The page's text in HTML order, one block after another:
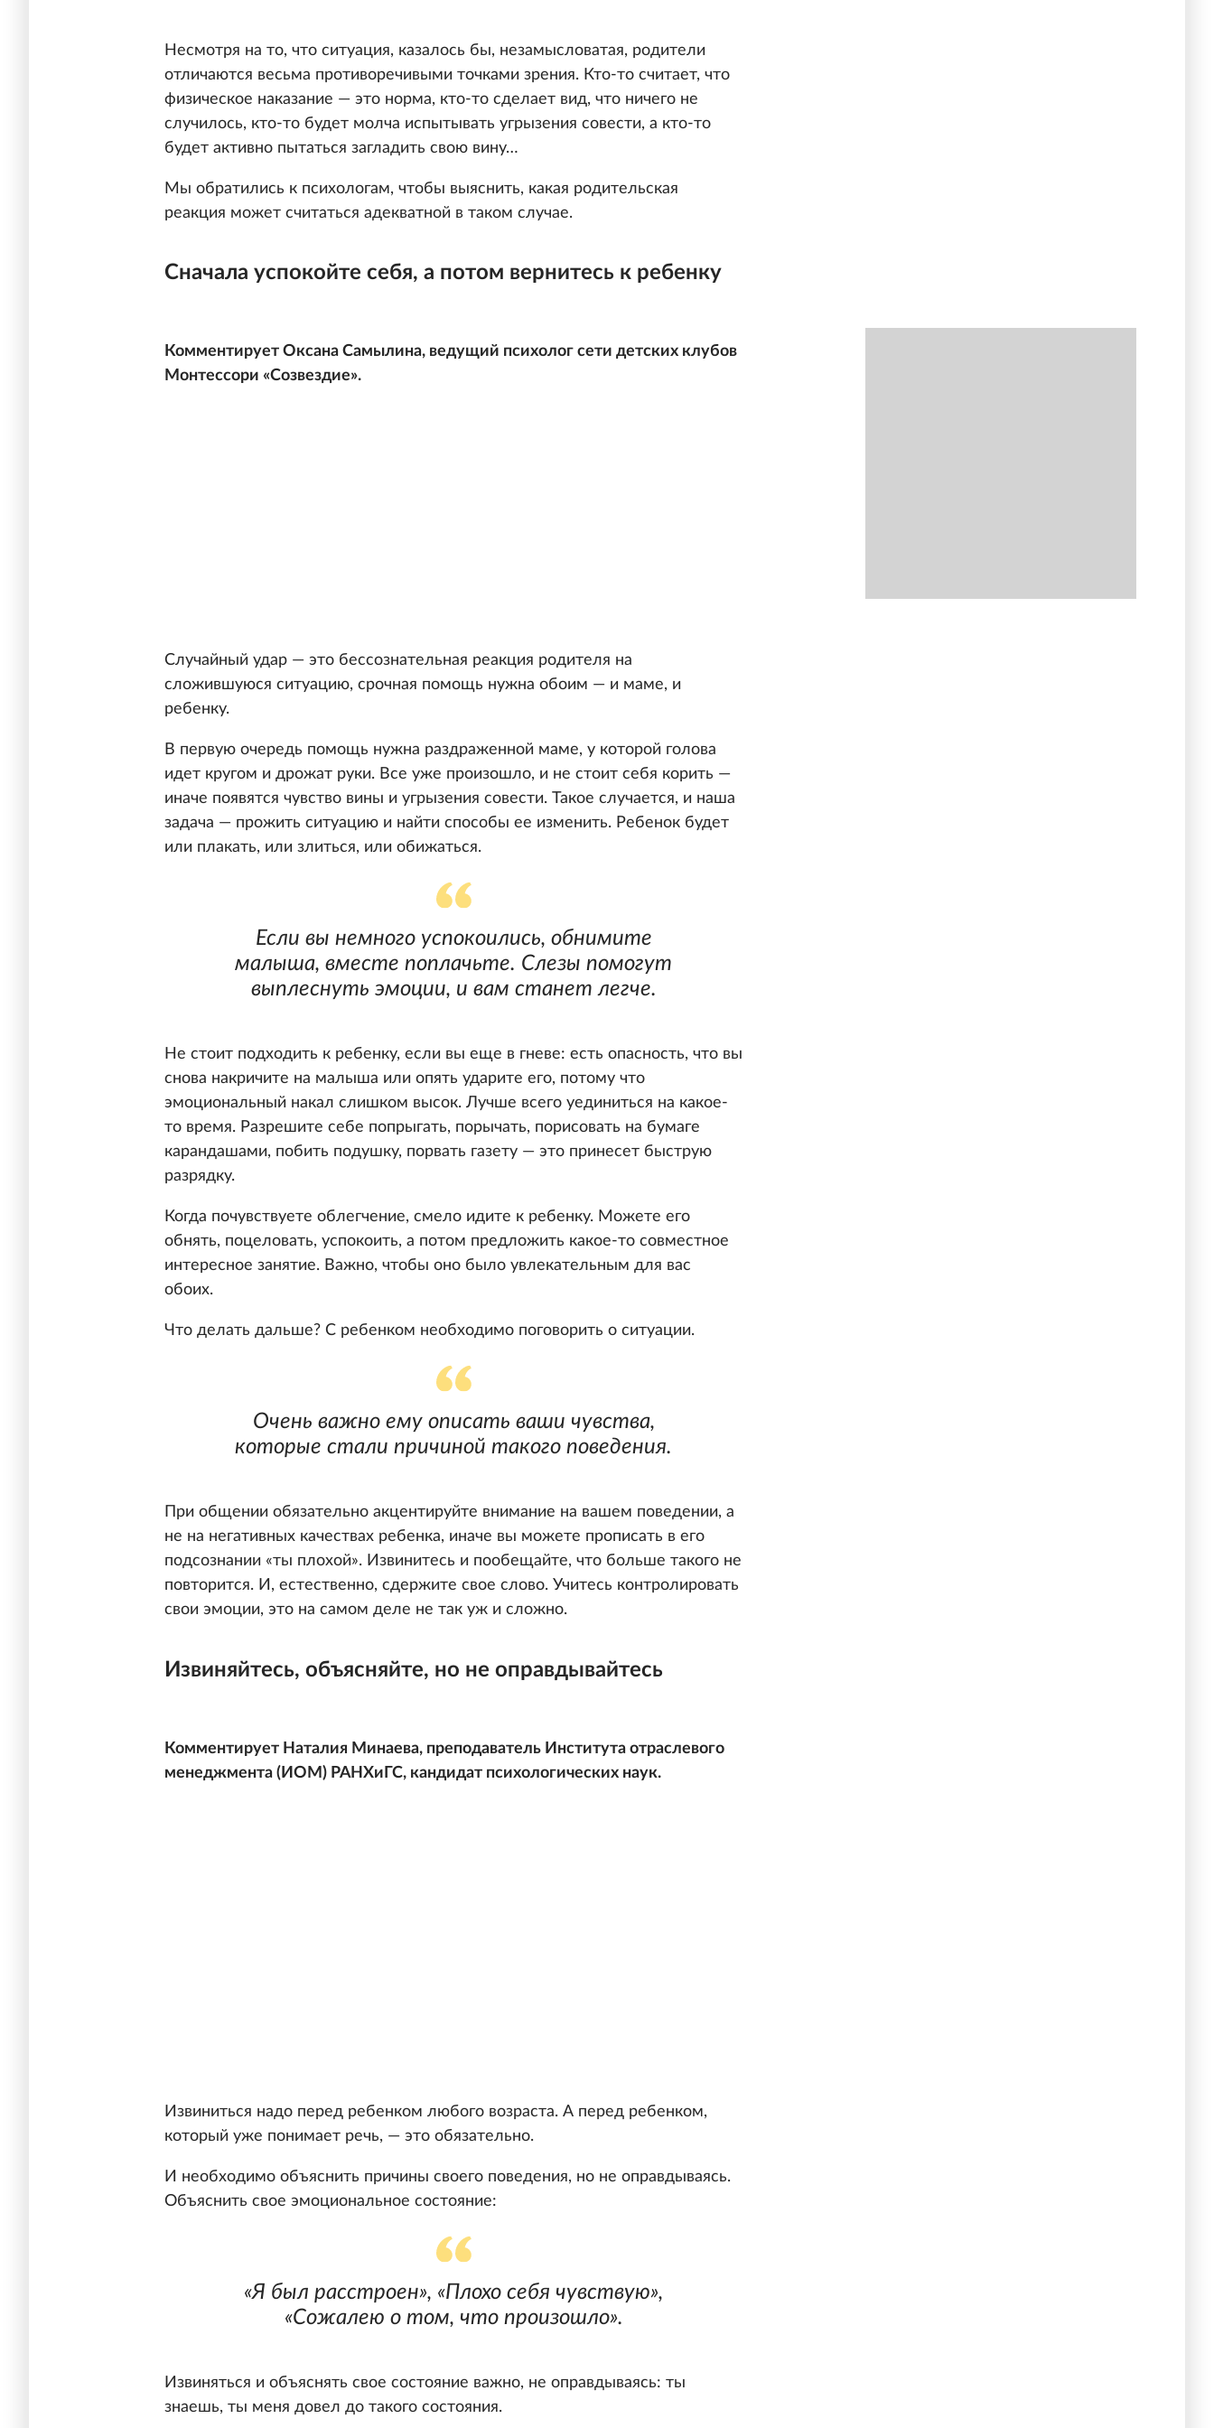
Несмотря на то, что ситуация, казалось бы, незамысловатая, родители
отличаются весьма противоречивыми точками зрения. Кто-то считает, что
физическое наказание — это норма, кто-то сделает вид, что ничего не
случилось, кто-то будет молча испытывать угрызения совести, а кто-то
будет активно пытаться загладить свою вину…
Мы обратились к психологам, чтобы выяснить, какая родительская
реакция может считаться адекватной в таком случае.
Сначала успокойте себя, а потом вернитесь к ребенку
Комментирует Оксана Самылина, ведущий психолог сети детских клубов
Монтессори «Созвездие».
Случайный удар — это бессознательная реакция родителя на
сложившуюся ситуацию, срочная помощь нужна обоим — и маме, и
ребенку.
В первую очередь помощь нужна раздраженной маме, у которой голова
идет кругом и дрожат руки. Все уже произошло, и не стоит себя корить —
иначе появятся чувство вины и угрызения совести. Такое случается, и наша
задача — прожить ситуацию и найти способы ее изменить. Ребенок будет
или плакать, или злиться, или обижаться.
Если вы немного успокоились, обнимите
малыша, вместе поплачьте. Слезы помогут
выплеснуть эмоции, и вам станет легче.
Не стоит подходить к ребенку, если вы еще в гневе: есть опасность, что вы
снова накричите на малыша или опять ударите его, потому что
эмоциональный накал слишком высок. Лучше всего уединиться на какое-
то время. Разрешите себе попрыгать, порычать, порисовать на бумаге
карандашами, побить подушку, порвать газету — это принесет быструю
разрядку.
Когда почувствуете облегчение, смело идите к ребенку. Можете его
обнять, поцеловать, успокоить, а потом предложить какое-то совместное
интересное занятие. Важно, чтобы оно было увлекательным для вас
обоих.
Что делать дальше? С ребенком необходимо поговорить о ситуации.
Очень важно ему описать ваши чувства,
которые стали причиной такого поведения.
При общении обязательно акцентируйте внимание на вашем поведении, а
не на негативных качествах ребенка, иначе вы можете прописать в его
подсознании «ты плохой». Извинитесь и пообещайте, что больше такого не
повторится. И, естественно, сдержите свое слово. Учитесь контролировать
свои эмоции, это на самом деле не так уж и сложно.
Извиняйтесь, объясняйте, но не оправдывайтесь
Комментирует Наталия Минаева, преподаватель Института отраслевого
менеджмента (ИОМ) РАНХиГС, кандидат психологических наук.
Извиниться надо перед ребенком любого возраста. А перед ребенком,
который уже понимает речь, — это обязательно.
И необходимо объяснить причины своего поведения, но не оправдываясь.
Объяснить свое эмоциональное состояние:
«Я был расстроен», «Плохо себя чувствую»,
«Сожалею о том, что произошло».
Извиняться и объяснять свое состояние важно, не оправдываясь: ты
знаешь, ты меня довел до такого состояния.